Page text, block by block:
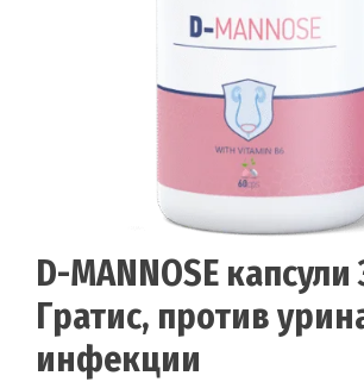
D-MANNOSE капсули
Гратис, против
инфекции